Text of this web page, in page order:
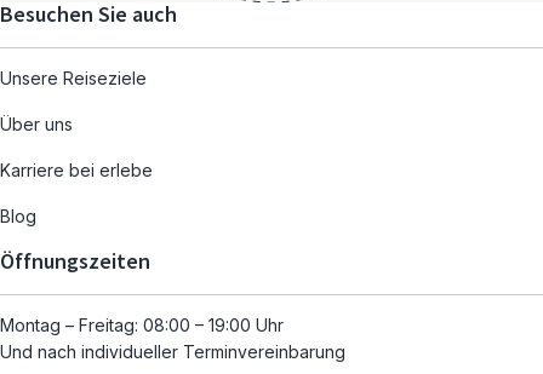
Besuchen Sie auch
Unsere Reiseziele
Über uns
Karriere bei erlebe
Blog
Öffnungszeiten
Montag – Freitag: 08:00 – 19:00 Uhr
Und nach individueller Terminvereinbarung